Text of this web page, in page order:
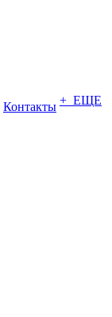
Контакты + ЕЩЕ